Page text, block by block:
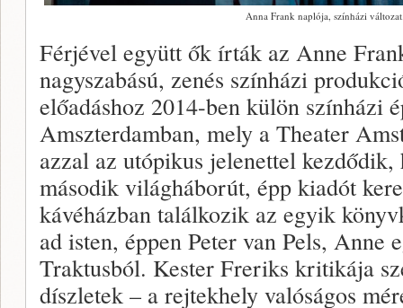
Anna Frank naplója, színházi
Férjével együtt ők írták az Anne
nagyszabású, zenés színházi
előadáshoz 2014-ben külön színházi
Amszterdamban, mely a Theater
azzal az utópikus jelenettel
második világháborút, épp kiadót
kávéházban találkozik az egyik
ad isten, éppen Peter van Pels, Anne
Traktusból. Kester Freriks kritikája
díszletek – a rejtekhely valóságos